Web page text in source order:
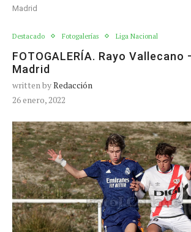
Madrid
Destacado Fotogalerías Liga Nacional
FOTOGALERÍA. Rayo Vallecano
Madrid
written byRedacción
26 enero, 2022